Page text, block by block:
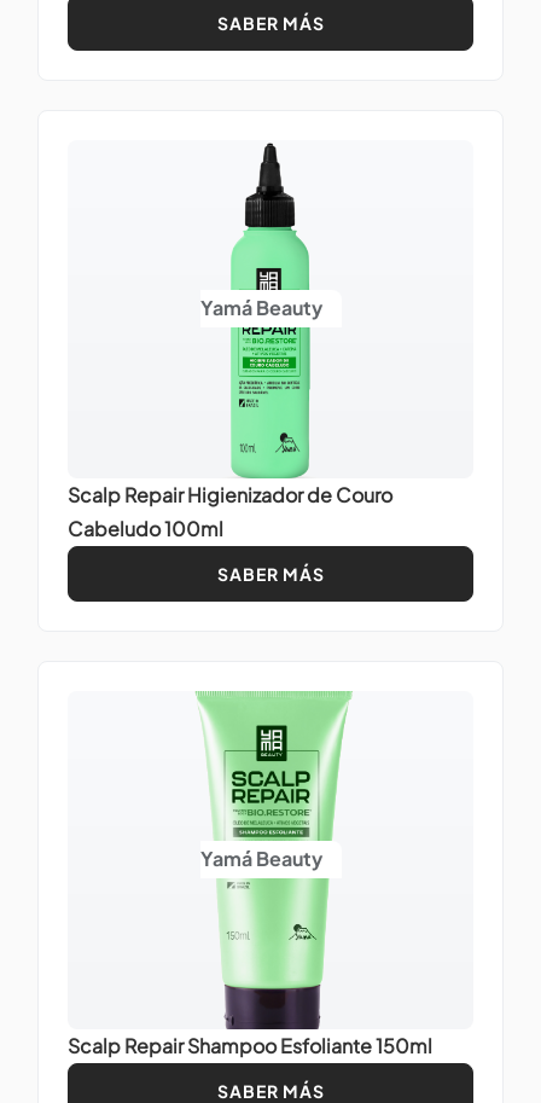
SABER MÁS
Yamá Beauty
Scalp Repair Higienizador de Couro
Cabeludo 100ml
SABER MÁS
Yamá Beauty
Scalp Repair Shampoo Esfoliante 150ml
SABER MÁS